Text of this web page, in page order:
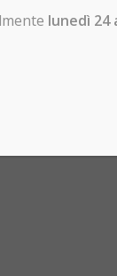
lunedì 24